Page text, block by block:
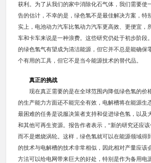
获利。为了从我们的家中消除化石气体，我们需要使
告的估计，不幸的是，绿色氢不是最佳解决方案，特
实上，电池动力汽车比氢动力汽车更高效、更便宜，
车和卡车来说是一种浪费。这些研究仍处于初步阶段
的绿色氢气有望成为清洁能源，但它并不总是能确保
个有用的工具，但它不是当今能源技术的替代品。
真正的挑战
现在真正需要的是在全球范围内降低绿色氢的价
的生产能力方面还不能完全有效，电解槽将在能源生
最困难的任务是说服决策者支持和促进绿色氢，以及
和其他可再生资源。报告作者表示，“新的研究还应该
而不是燃烧涡轮。这样，绿色氢就可以在能源领域得
的技术与电解槽的技术非常相似，因此相对产量应该
方法可以给电网带来巨大的好处，特别是作为备用电